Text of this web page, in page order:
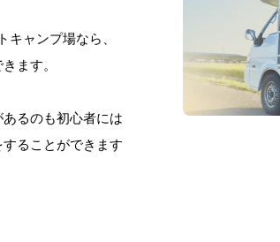
キャンプ場なら、
ます。
るのも初心者には
ることができます